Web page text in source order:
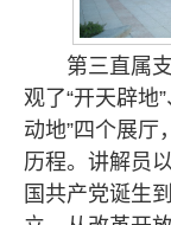
第三直属
观了“开天辟地
动地”四个展厅
历程。讲解员
国共产党诞生